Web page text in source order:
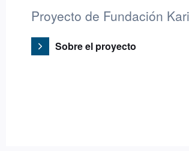
Proyecto de Fundación
Sobre el proyecto